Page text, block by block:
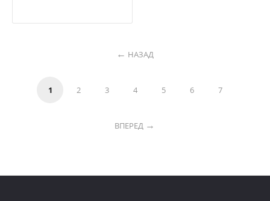
НАЗАД
1 2 3 4 5 6 7
ВПЕРЕД